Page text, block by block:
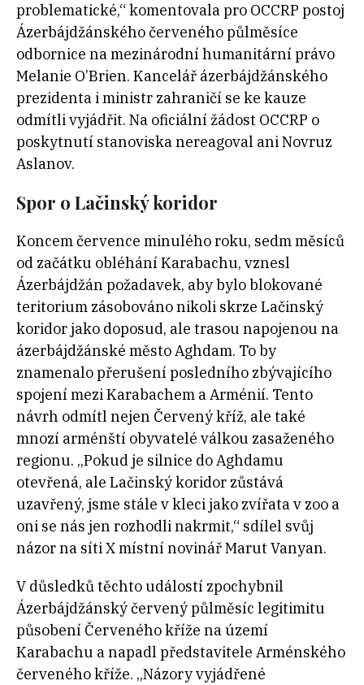
problematické,“ komentovala pro OCCRP postoj
Ázerbájdžánského červeného půlměsíce
odbornice na mezinárodní humanitární právo
Melanie O’Brien. Kancelář ázerbájdžánského
prezidenta i ministr zahraničí se ke kauze
odmítli vyjádřit. Na oficiální žádost OCCRP o
poskytnutí stanoviska nereagoval ani Novruz
Aslanov.
Spor o Lačinský koridor
Koncem července minulého roku, sedm měsíců
od začátku obléhání Karabachu, vznesl
Ázerbájdžán požadavek, aby bylo blokované
teritorium zásobováno nikoli skrze Lačinský
koridor jako doposud, ale trasou napojenou na
ázerbájdžánské město Aghdam. To by
znamenalo přerušení posledního zbývajícího
spojení mezi Karabachem a Arménií. Tento
návrh odmítl nejen Červený kříž, ale také
mnozí arménští obyvatelé válkou zasaženého
regionu. „Pokud je silnice do Aghdamu
otevřená, ale Lačinský koridor zůstává
uzavřený, jsme stále v kleci jako zvířata v zoo a
oni se nás jen rozhodli nakrmit,“ sdílel svůj
názor na síti X místní novinář Marut Vanyan.
V důsledků těchto událostí zpochybnil
Ázerbájdžánský červený půlměsíc legitimitu
působení Červeného kříže na území
Karabachu a napadl představitele Arménského
červeného kříže. „Názory vyjádřené